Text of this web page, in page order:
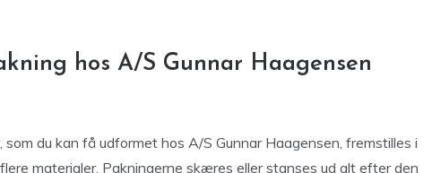
hos A/S Gunnar Haagensen
du kan få udformet hos A/S Gunnar Haagensen, fremstilles i
materialer. Pakningerne skæres eller stanses ud alt efter den